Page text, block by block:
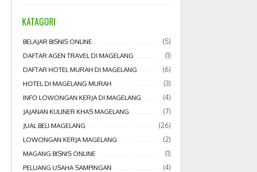
KATAGORI
BELAJAR BISNIS ONLINE (5)
DAFTAR AGEN TRAVEL DI MAGELANG (1)
DAFTAR HOTEL MURAH DI MAGELANG (6)
HOTEL DI MAGELANG MURAH (3)
INFO LOWONGAN KERJA DI MAGELANG (4)
JAJANAN KULINER KHAS MAGELANG (7)
JUAL BELI MAGELANG (26)
LOWONGAN KERJA MAGELANG (2)
MAGANG BISNIS ONLINE (1)
PELUANG USAHA SAMPINGAN (4)